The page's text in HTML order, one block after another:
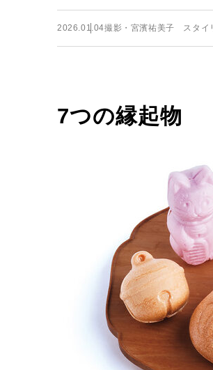
2026.01.04撮影・宮濱祐美子 スタイ
7つの縁起物